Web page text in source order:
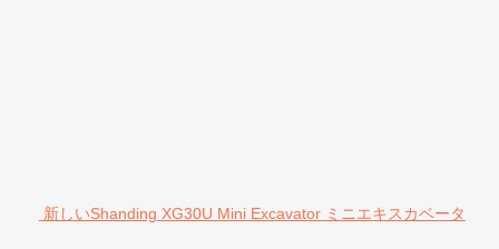
新しいShanding XG30U Mini Excavator ミニエキスカベータ